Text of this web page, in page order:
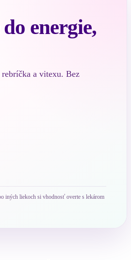
energie,
a vitexu. Bez
iných liekoch si vhodnosť overte s lekárom